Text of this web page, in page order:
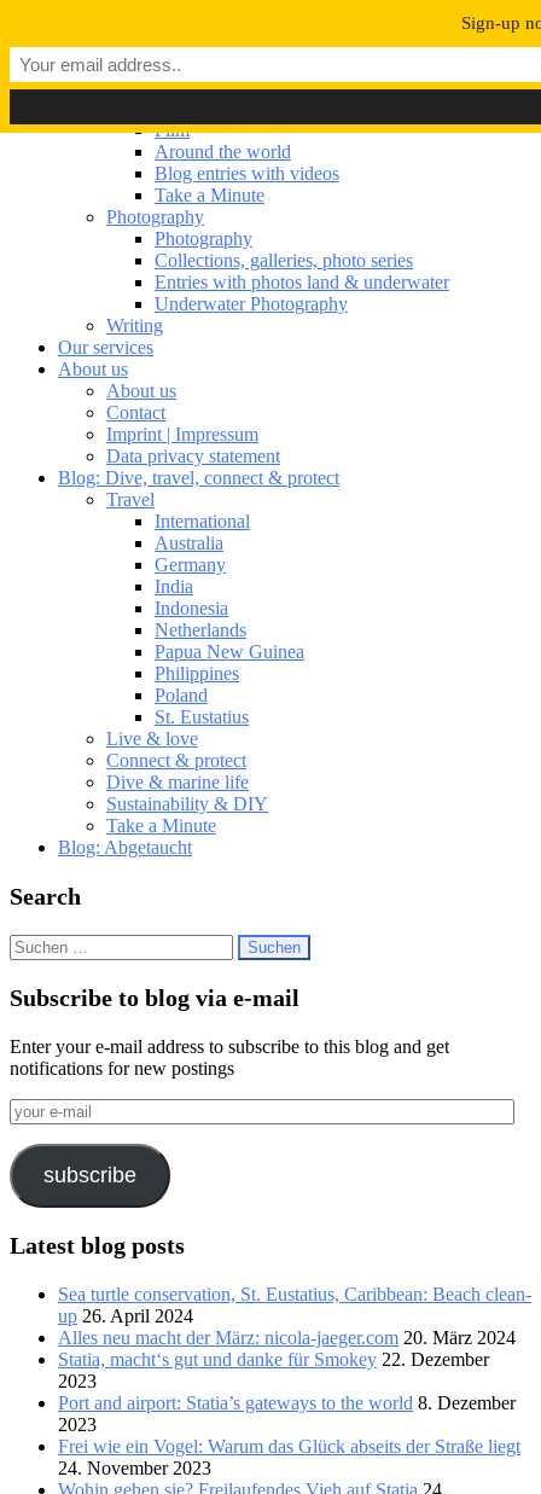
Our portfolio
Our portfolio
Film
Around the world
Blog entries with videos
Take a Minute
Photography
Photography
Collections, galleries, photo series
Entries with photos land & underwater
Underwater Photography
Writing
Our services
About us
About us
Contact
Imprint | Impressum
Data privacy statement
Blog: Dive, travel, connect & protect
Travel
International
Australia
Germany
India
Indonesia
Netherlands
Papua New Guinea
Philippines
Poland
St. Eustatius
Live & love
Connect & protect
Dive & marine life
Sustainability & DIY
Take a Minute
Blog: Abgetaucht
Search
Suchen
nach:
Subscribe to blog via e-mail
Enter your e-mail address to subscribe to this blog and get
notifications for new postings
your
e-
mail
subscribe
Latest blog posts
Sea turtle conservation, St. Eustatius, Caribbean: Beach clean-
up 26. April 2024
Alles neu macht der März: nicola-jaeger.com 20. März 2024
Statia, macht‘s gut und danke für Smokey 22. Dezember
2023
Port and airport: Statia’s gateways to the world 8. Dezember
2023
Frei wie ein Vogel: Warum das Glück abseits der Straße liegt
24. November 2023
Wohin gehen sie? Freilaufendes Vieh auf Statia 24.
Sign-up